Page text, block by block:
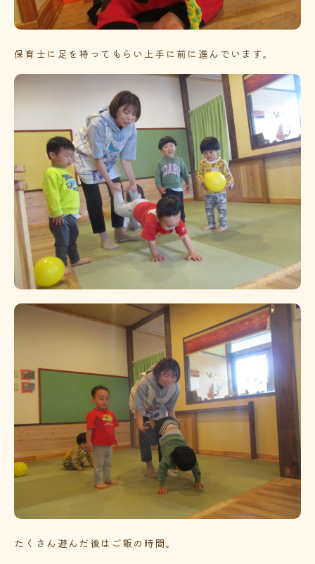
保育士に足を持ってもらい上手に前に進んでいます。
たくさん遊んだ後はご飯の時間。